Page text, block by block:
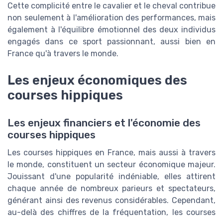
Cette complicité entre le cavalier et le cheval contribue
non seulement à l'amélioration des performances, mais
également à l'équilibre émotionnel des deux individus
engagés dans ce sport passionnant, aussi bien en
France qu'à travers le monde.
Les enjeux économiques des
courses hippiques
Les enjeux financiers et l'économie des
courses hippiques
Les courses hippiques en France, mais aussi à travers
le monde, constituent un secteur économique majeur.
Jouissant d'une popularité indéniable, elles attirent
chaque année de nombreux parieurs et spectateurs,
générant ainsi des revenus considérables. Cependant,
au-delà des chiffres de la fréquentation, les courses